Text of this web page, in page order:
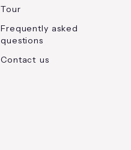
Tour
Frequently asked
questions
Contact us